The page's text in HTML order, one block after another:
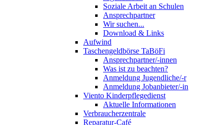
Soziale Arbeit an Schulen
Ansprechpartner
Wir suchen...
Download & Links
Aufwind
Taschengeldbörse TaBöFi
Ansprechpartner/-innen
Was ist zu beachten?
Anmeldung Jugendliche/-r
Anmeldung Jobanbieter/-in
Viento Kinderpflegedienst
Aktuelle Informationen
Verbraucherzentrale
Reparatur-Café